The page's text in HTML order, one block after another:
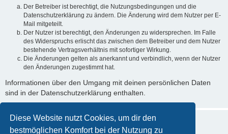
Diese Website nutzt Cookies, um dir den
bestmöglichen Komfort bei der Nutzung zu
Der Betreiber ist berechtigt, die Nutzungsbedingungen und die
Datenschutzerklärung zu ändern. Die Änderung wird dem Nutzer per E-
Mail mitgeteilt.
Der Nutzer ist berechtigt, den Änderungen zu widersprechen. Im Falle
des Widerspruchs erlischt das zwischen dem Betreiber und dem Nutzer
bestehende Vertragsverhältnis mit sofortiger Wirkung.
Die Änderungen gelten als anerkannt und verbindlich, wenn der Nutzer
den Änderungen zugestimmt hat.
Informationen über den Umgang mit deinen persönlichen Daten
sind in der Datenschutzerklärung enthalten.